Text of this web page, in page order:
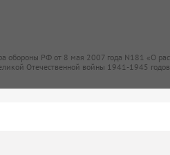
обороны РФ от 8 мая 2007 года N181 «О
Отечественной войны 1941-1945